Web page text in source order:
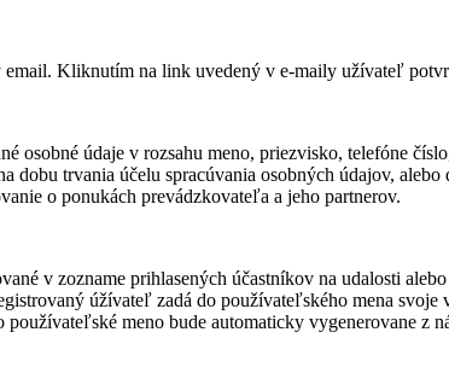
Kliknutím na link uvedený v e-maily užívateľ
údaje v rozsahu meno, priezvisko, telefóne
trvania účelu spracúvania osobných údajov,
o ponukách prevádzkovateľa a jeho partnerov.
v zozname prihlasených účastníkov na udalosti
úžívateľ zadá do používateľského mena
meno bude automaticky vygenerovane z